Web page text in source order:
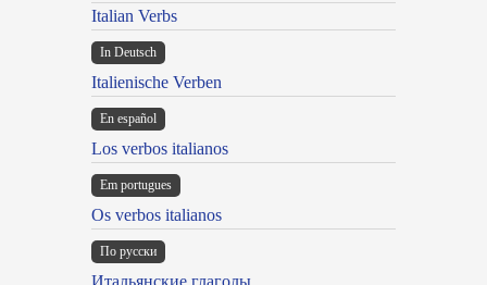
Italian Verbs
In Deutsch
Italienische Verben
En español
Los verbos italianos
Em portugues
Os verbos italianos
По русски